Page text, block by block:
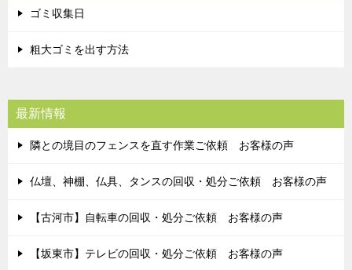
ゴミ収集日
粗大ゴミを出す方法
最新情報
隣との境目のフェンスを直す作業ご依頼 お客様の声
仏壇、神棚、仏具、タンスの回収・処分ご依頼 お客様の声
【古河市】自転車の回収・処分ご依頼 お客様の声
【坂東市】テレビの回収・処分ご依頼 お客様の声